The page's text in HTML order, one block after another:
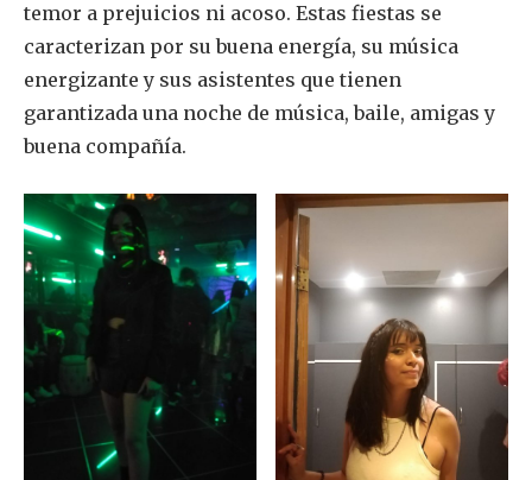
temor a prejuicios ni acoso. Estas fiestas se
caracterizan por su buena energía, su música
energizante y sus asistentes que tienen
garantizada una noche de música, baile, amigas y
buena compañía.